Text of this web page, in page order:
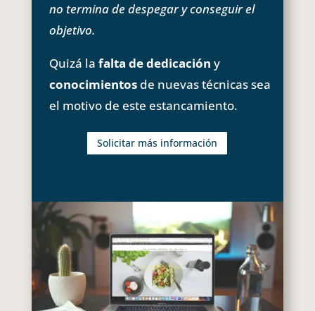
no termina de despegar y conseguir el
objetivo.
Quizá la falta de dedicación y
conocimientosde nuevas técnicas sea
el motivo de este estancamiento.
Solicitar más información